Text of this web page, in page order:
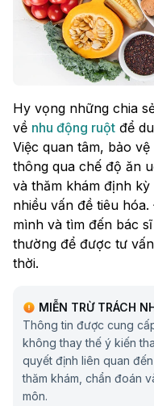
Hy vọng những chia
về nhu động ruột để
Việc quan tâm, bảo
thông qua chế độ ăn
và thăm khám định
nhiều vấn đề tiêu
mình và tìm đến bác
thường để được tư
thời.
MIỄN TRỪ TRÁCH
Thông tin được cung
không thay thế ý kiến
quyết định liên quan
thăm khám, chẩn đoán
môn.